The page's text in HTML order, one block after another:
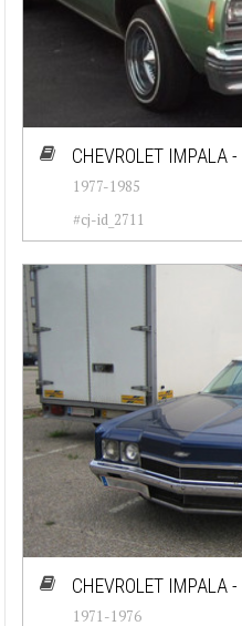
CHEVROLET IMPALA
1977-1985
#cj-id_2711
CHEVROLET IMPALA
1971-1976